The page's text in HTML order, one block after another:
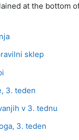
at the bottom
sklep
3. teden
v 3. tednu
3. teden